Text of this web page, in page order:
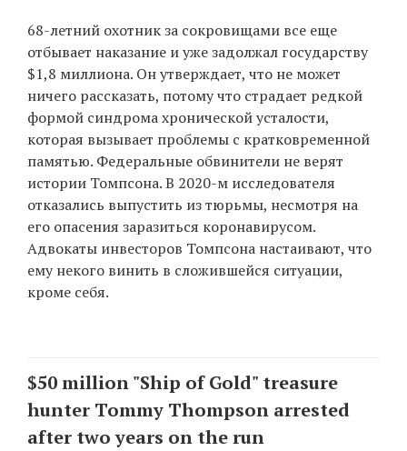
68-летний охотник за сокровищами все еще
отбывает наказание и уже задолжал государству
$1,8 миллиона. Он утверждает, что не может
ничего рассказать, потому что страдает редкой
формой синдрома хронической усталости,
которая вызывает проблемы с кратковременной
памятью. Федеральные обвинители не верят
истории Томпсона. В 2020-м исследователя
отказались выпустить из тюрьмы, несмотря на
его опасения заразиться коронавирусом.
Адвокаты инвесторов Томпсона настаивают, что
ему некого винить в сложившейся ситуации,
кроме себя.
$50 million "Ship of Gold" treasure
hunter Tommy Thompson arrested
after two years on the run